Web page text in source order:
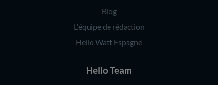
Blog
L'équipe de rédaction
Hello Watt Espagne
Hello Team